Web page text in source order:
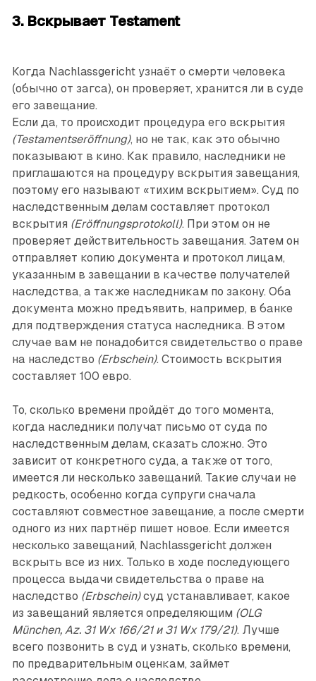
3. Вскрывает Testament
Когда Nachlassgericht узнаёт о смерти человека
(обычно от загса), он проверяет, хранится ли в суде
его завещание.
Если да, то происходит процедура его вскрытия
(Testamentseröffnung), но не так, как это обычно
показывают в кино. Как правило, наследники не
приглашаются на процедуру вскрытия завещания,
поэтому его называют «тихим вскрытием». Суд по
наследственным делам составляет протокол
вскрытия (Eröffnungsprotokoll). При этом он не
проверяет действительность завещания. Затем он
отправляет копию документа и протокол лицам,
указанным в завещании в качестве получателей
наследства, а также наследникам по закону. Оба
документа можно предъявить, например, в банке
для подтверждения статуса наследника. В этом
случае вам не понадобится свидетельство о праве
на наследство (Erbschein). Стоимость вскрытия
составляет 100 евро.
То, сколько времени пройдёт до того момента,
когда наследники получат письмо от суда по
наследственным делам, сказать сложно. Это
зависит от конкретного суда, а также от того,
имеется ли несколько завещаний. Такие случаи не
редкость, особенно когда супруги сначала
составляют совместное завещание, а после смерти
одного из них партнёр пишет новое. Если имеется
несколько завещаний, Nachlassgericht должен
вскрыть все из них. Только в ходе последующего
процесса выдачи свидетельства о праве на
наследство (Erbschein)суд устанавливает, какое
из завещаний является определяющим (OLG
München, Az. 31 Wx 166/21 и 31 Wx 179/21). Лучше
всего позвонить в суд и узнать, сколько времени,
по предварительным оценкам, займет